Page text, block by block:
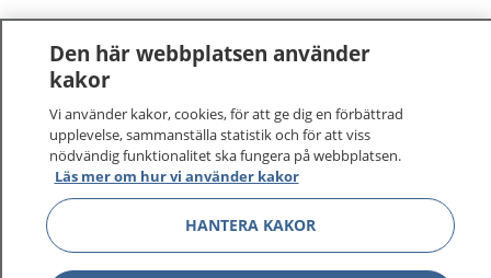
Den här webbplatsen använder
kakor
Vi använder kakor, cookies, för att ge dig en förbättrad
upplevelse, sammanställa statistik och för att viss
nödvändig funktionalitet ska fungera på webbplatsen.
Läs mer om hur vi använder kakor
HANTERA KAKOR